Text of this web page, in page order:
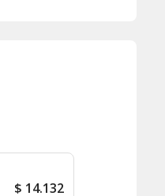
$ 14.132